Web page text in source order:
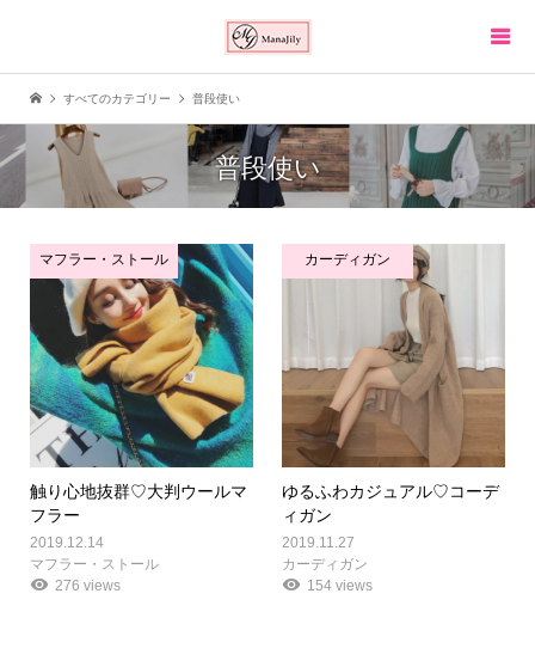
すべてのカテゴリー 普段使い
普段使い
マフラー・ストール
触り心地抜群♡大判ウールマ
フラー
2019.12.14
マフラー・ストール
276 views
カーディガン
ゆるふわカジュアル♡コーデ
ィガン
2019.11.27
カーディガン
154 views